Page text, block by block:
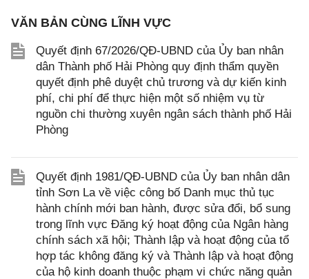
VĂN BẢN CÙNG LĨNH VỰC
Quyết định 67/2026/QĐ-UBND của Ủy ban nhân
dân Thành phố Hải Phòng quy định thẩm quyền
quyết định phê duyệt chủ trương và dự kiến kinh
phí, chi phí để thực hiện một số nhiệm vụ từ
nguồn chi thường xuyên ngân sách thành phố Hải
Phòng
Quyết định 1981/QĐ-UBND của Ủy ban nhân dân
tỉnh Sơn La về việc công bố Danh mục thủ tục
hành chính mới ban hành, được sửa đổi, bổ sung
trong lĩnh vực Đăng ký hoạt động của Ngân hàng
chính sách xã hội; Thành lập và hoạt động của tổ
hợp tác không đăng ký và Thành lập và hoạt động
của hộ kinh doanh thuộc phạm vi chức năng quản